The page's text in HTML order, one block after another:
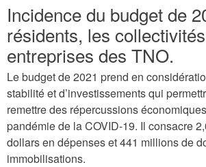
Incidence du budget de
résidents, les
entreprises des TNO.
Le budget de 2021 prend en
stabilité et d’investissements qui
remettre des répercussions
pandémie de la COVID-19. Il consacre
dollars en dépenses et 441 millions de
immobilisations.